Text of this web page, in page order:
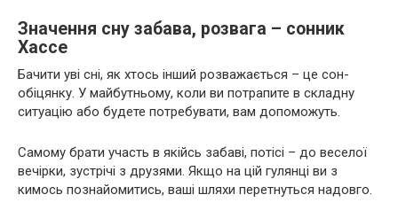
Значення сну забава, розвага – сонник
Хассе
Бачити уві сні, як хтось інший розважається – це сон-
обіцянку. У майбутньому, коли ви потрапите в складну
ситуацію або будете потребувати, вам допоможуть.
Самому брати участь в якійсь забаві, потісі – до веселої
вечірки, зустрічі з друзями. Якщо на цій гулянці ви з
кимось познайомитись, ваші шляхи перетнуться надовго.